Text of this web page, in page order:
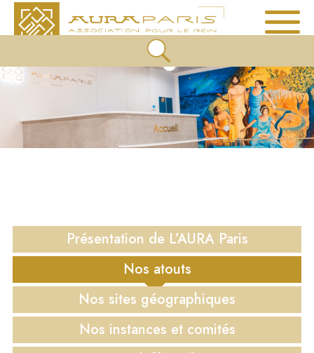
Présentation de L’AURA Paris
Nos atouts
Nos sites géographiques
Nos instances et comités